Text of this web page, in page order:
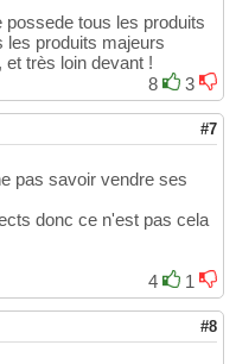
possede tous les produits
les produits majeurs
très loin devant !
8
3
#7
pas savoir vendre ses
donc ce n'est pas cela
4
1
#8